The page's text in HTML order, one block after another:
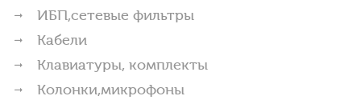
ИБП,сетевые фильтры
Кабели
Клавиатуры, комплекты
Колонки,микрофоны